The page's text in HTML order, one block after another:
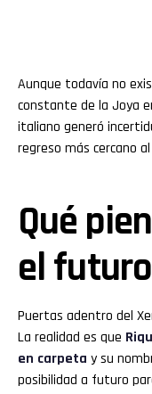
Aunque todavía no
constante de la Joya
italiano generó
regreso más cercano
Qué
el
Puertas adentro del
La realidad es que
en carpeta y su
posibilidad a futuro